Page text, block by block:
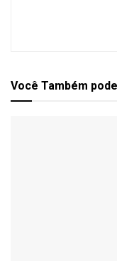
Você Também